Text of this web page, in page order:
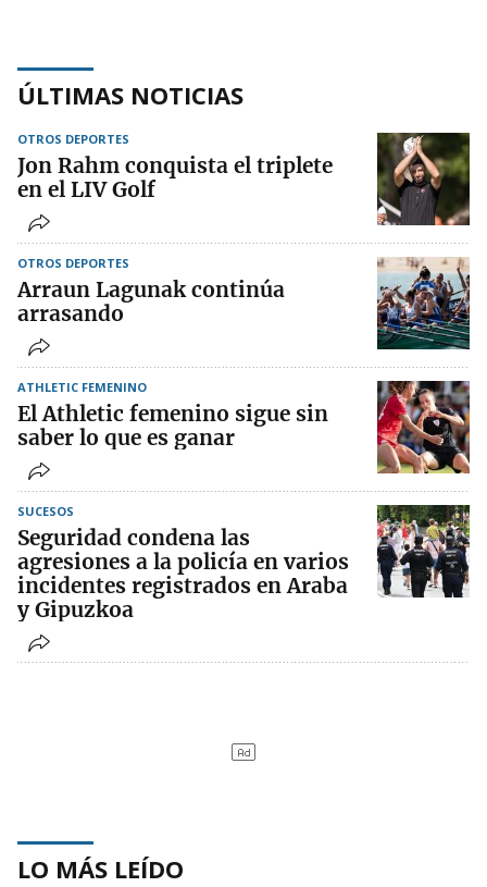
ÚLTIMAS NOTICIAS
OTROS DEPORTES
Jon Rahm conquista el triplete
en el LIV Golf
OTROS DEPORTES
Arraun Lagunak continúa
arrasando
ATHLETIC FEMENINO
El Athletic femenino sigue sin
saber lo que es ganar
SUCESOS
Seguridad condena las
agresiones a la policía en varios
incidentes registrados en Araba
y Gipuzkoa
LO MÁS LEÍDO